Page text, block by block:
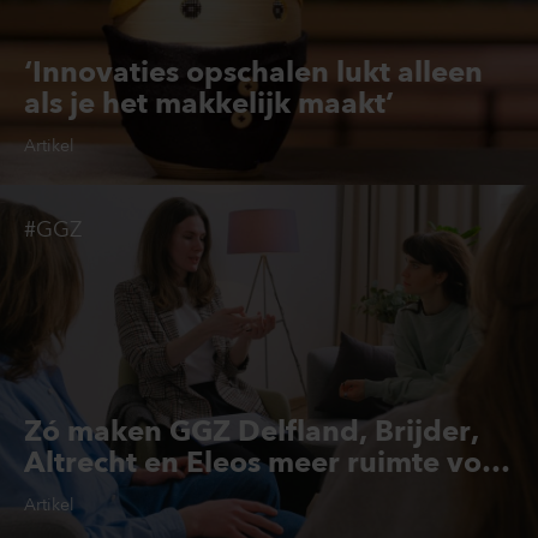
‘Innovaties opschalen lukt alleen
als je het makkelijk maakt’
Artikel
Zó maken GGZ Delfland, Brijder,
Altrecht en Eleos meer ruimte voor
cliënten
Artikel
#GGZ